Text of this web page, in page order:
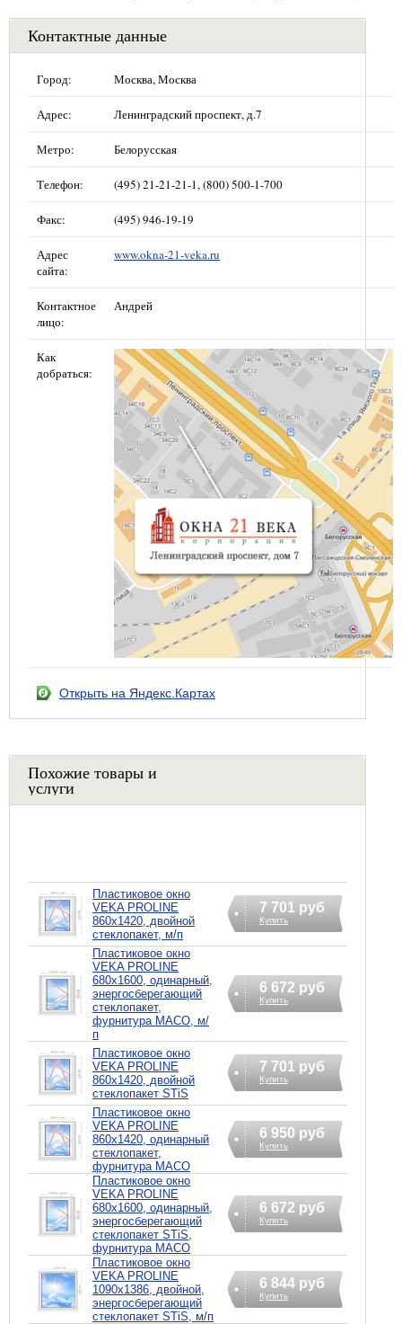
Контактные данные
Город: Москва, Москва
Адрес: Ленинградский проспект, д.7
Метро: Белорусская
Телефон: (495) 21-21-21-1, (800) 500-1-700
Факс: (495) 946-19-19
Адрес
сайта:
www.okna-21-veka.ru
Контактное
лицо:
Андрей
Как
добраться:
Открыть на Яндекс.Картах
Похожие товары и
услуги
Пластиковое окно
VEKA PROLINE
860х1420, двойной
стеклопакет, м/п
7 701 руб
Купить
Пластиковое окно
VEKA PROLINE
680х1600, одинарный,
энергосберегающий
стеклопакет,
фурнитура MACO, м/
п
6 672 руб
Купить
Пластиковое окно
VEKA PROLINE
860х1420, двойной
стеклопакет STiS
7 701 руб
Купить
Пластиковое окно
VEKA PROLINE
860х1420, одинарный
стеклопакет,
фурнитура MACO
6 950 руб
Купить
Пластиковое окно
VEKA PROLINE
680х1600, одинарный,
энергосберегающий
стеклопакет STiS,
фурнитура MACO
6 672 руб
Купить
Пластиковое окно
VEKA PROLINE
1090х1386, двойной,
энергосберегающий
стеклопакет STiS, м/п
6 844 руб
Купить